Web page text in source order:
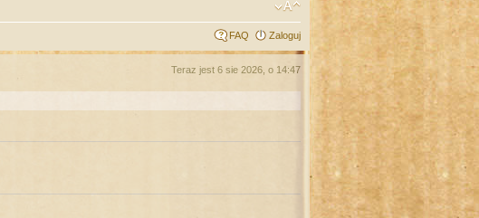
FAQ Zaloguj
Teraz jest 6 sie 2026, o 14:47